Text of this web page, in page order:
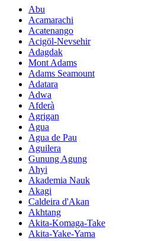
Abu
Acamarachi
Acatenango
Acigöl-Nevsehir
Adagdak
Mont Adams
Adams Seamount
Adatara
Adwa
Afderà
Agrigan
Agua
Agua de Pau
Aguilera
Gunung Agung
Ahyi
Akademia Nauk
Akagi
Caldeira d'Akan
Akhtang
Akita-Komaga-Take
Akita-Yake-Yama